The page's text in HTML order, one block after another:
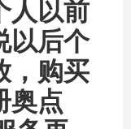
人以前
以后个
，购买
奥点